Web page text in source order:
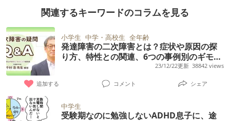
今後は教育センタ
や児童相談所での
的に急がないとい
ないのは わかりま
が、簡単に決めら
る事じゃないので
本当に転校させて
方、今現在 中学の
を受けた時に、発達障害がありそうなので医
療機関に相談して診断が降りてから、放課後
デイにつなげたりになるので、医療機関に関
わる前にできることは何かあるでしょうか？
たが「学校生活は彼なりに一生懸命やってま
すから大丈夫でしょう。成績は悪いので、ご
家庭で個別指導の塾や家庭教師をつけるなど
の学習支援をして下さい。薬が処方されるな
ら それで集中もできるでしょうし様子を見ま
しょう」と言われました。 医師からは「来月
から薬を始めましょう。」と言われてたんで
すが、薬は未だに出されず「通級に行けばど
事実を都合よく改ざんしてしまうことが当た
り前になるようで、とても心配しておりま
す。 どのように対処したらよいでしょうか。
ったり、やっぱり他の子と比べてしまうと落
ンも下手、知ってる言葉、物の名前ま少な
く、楽しいことに流されやすくつかみどころ
のない我が子にずっと私自身悩んできまし
た。 入学し、はじめは学校での日常は問題な
からないと言い先生の一斉支持がわからず、
ます。 一体どのように息子に接したら良いの
でしょうか。
帯を貸せとものすごい癇癪を起こし、 母親を
蹴ったり、部屋をめちゃくちゃにしたり １時
間程、手に負えませんでした。 こういう場合
ゲームはやらせない方がいいのでしょうか？
それとも負けたり気に入らない事を体験させ
て解消法を見つけた方がいいのでしょうか？
関連するキーワードのコラムを見る
小学生 中学・高校生 全年齢
発達障害の二次障害とは？症状や原因の探
り方、特性との関連、6つの事例別のギモン
にも回答【児童精神科医Q&A】
23/12/22更新 38842 views
追加する コメント シェア
中学生
受験期なのに勉強しないADHD息子に、途